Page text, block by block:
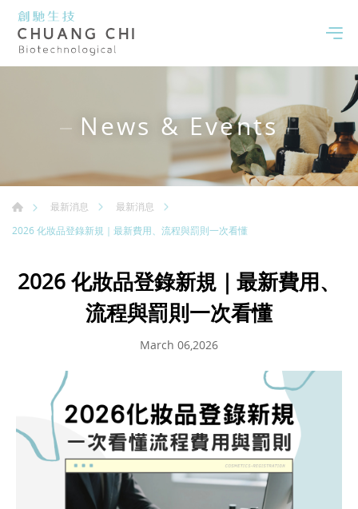
News & Events
最新消息
最新消息
2026 化妝品登錄新規｜最新費用、流程與罰則一次看懂
2026 化妝品登錄新規｜最新費用、
流程與罰則一次看懂
March 06,2026